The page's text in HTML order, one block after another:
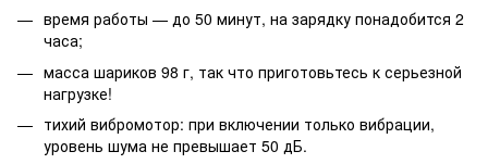
время работы — до 50 минут, на зарядку понадобится 2
часа;
масса шариков 98 г, так что приготовьтесь к серьезной
нагрузке!
тихий вибромотор: при включении только вибрации,
уровень шума не превышает 50 дБ.